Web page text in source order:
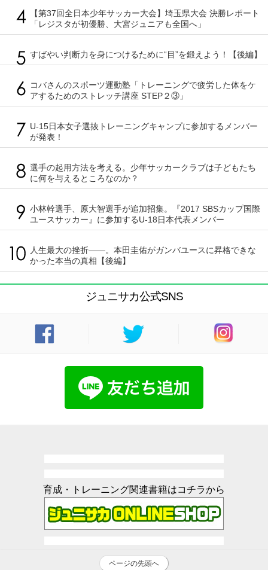
【第37回全日本少年サッカー大会】埼玉県大会 決勝レポート
「レジスタが初優勝、大宮ジュニアも全国へ」
すばやい判断力を身につけるために“目”を鍛えよう！【後編】
コバさんのスポーツ運動塾「トレーニングで疲労した体をケ
アするためのストレッチ講座 STEP２③」
U-15日本女子選抜トレーニングキャンプに参加するメンバー
が発表！
選手の起用方法を考える。少年サッカークラブは子どもたち
に何を与えるところなのか？
小林幹選手、原大智選手が追加招集。『2017 SBSカップ国際
ユースサッカー』に参加するU-18日本代表メンバー
人生最大の挫折――。本田圭佑がガンバユースに昇格できな
かった本当の真相【後編】
ジュニサカ公式SNS
育成・トレーニング関連書籍はコチラから
ページの先頭へ